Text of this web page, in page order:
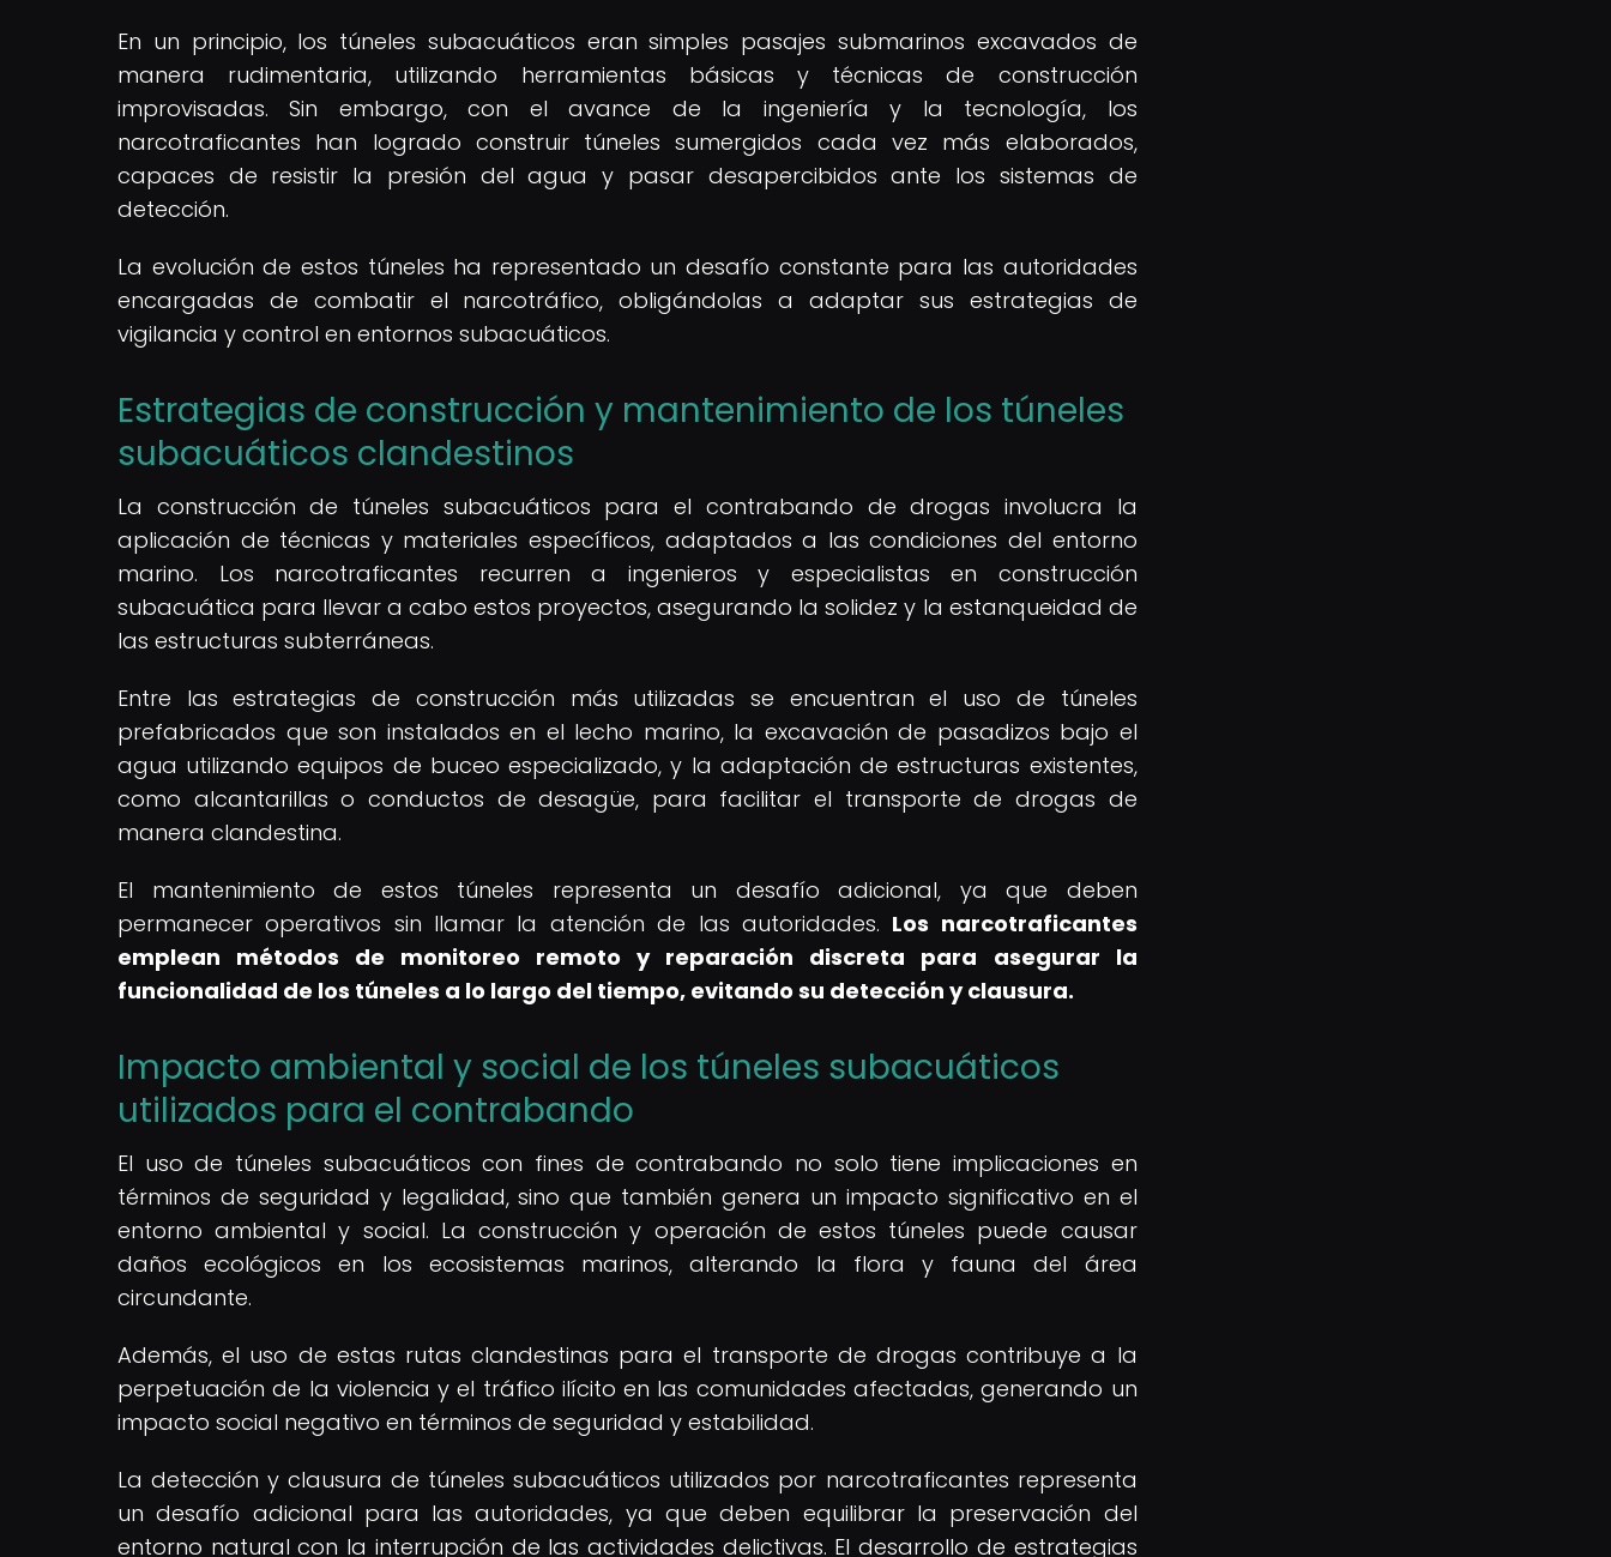
En un principio, los túneles subacuáticos eran simples pasajes submarinos excavados de
manera rudimentaria, utilizando herramientas básicas y técnicas de construcción
improvisadas. Sin embargo, con el avance de la ingeniería y la tecnología, los
narcotraficantes han logrado construir túneles sumergidos cada vez más elaborados,
capaces de resistir la presión del agua y pasar desapercibidos ante los sistemas de
detección.
La evolución de estos túneles ha representado un desafío constante para las autoridades
encargadas de combatir el narcotráfico, obligándolas a adaptar sus estrategias de
vigilancia y control en entornos subacuáticos.
Estrategias de construcción y mantenimiento de los túneles
subacuáticos clandestinos
La construcción de túneles subacuáticos para el contrabando de drogas involucra la
aplicación de técnicas y materiales específicos, adaptados a las condiciones del entorno
marino. Los narcotraficantes recurren a ingenieros y especialistas en construcción
subacuática para llevar a cabo estos proyectos, asegurando la solidez y la estanqueidad de
las estructuras subterráneas.
Entre las estrategias de construcción más utilizadas se encuentran el uso de túneles
prefabricados que son instalados en el lecho marino, la excavación de pasadizos bajo el
agua utilizando equipos de buceo especializado, y la adaptación de estructuras existentes,
como alcantarillas o conductos de desagüe, para facilitar el transporte de drogas de
manera clandestina.
El mantenimiento de estos túneles representa un desafío adicional, ya que deben
permanecer operativos sin llamar la atención de las autoridades. Los narcotraficantes
emplean métodos de monitoreo remoto y reparación discreta para asegurar la
funcionalidad de los túneles a lo largo del tiempo, evitando su detección y clausura.
Impacto ambiental y social de los túneles subacuáticos
utilizados para el contrabando
El uso de túneles subacuáticos con fines de contrabando no solo tiene implicaciones en
términos de seguridad y legalidad, sino que también genera un impacto significativo en el
entorno ambiental y social. La construcción y operación de estos túneles puede causar
daños ecológicos en los ecosistemas marinos, alterando la flora y fauna del área
circundante.
Además, el uso de estas rutas clandestinas para el transporte de drogas contribuye a la
perpetuación de la violencia y el tráfico ilícito en las comunidades afectadas, generando un
impacto social negativo en términos de seguridad y estabilidad.
La detección y clausura de túneles subacuáticos utilizados por narcotraficantes representa
un desafío adicional para las autoridades, ya que deben equilibrar la preservación del
entorno natural con la interrupción de las actividades delictivas. El desarrollo de estrategias